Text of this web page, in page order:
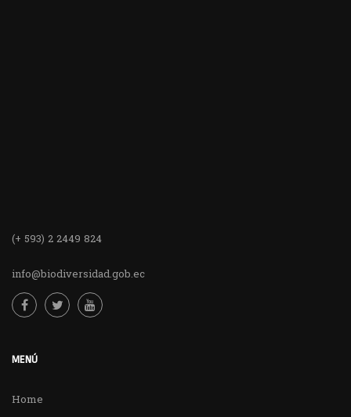
(+ 593) 2 2449 824
info@biodiversidad.gob.ec
MENÚ
Home